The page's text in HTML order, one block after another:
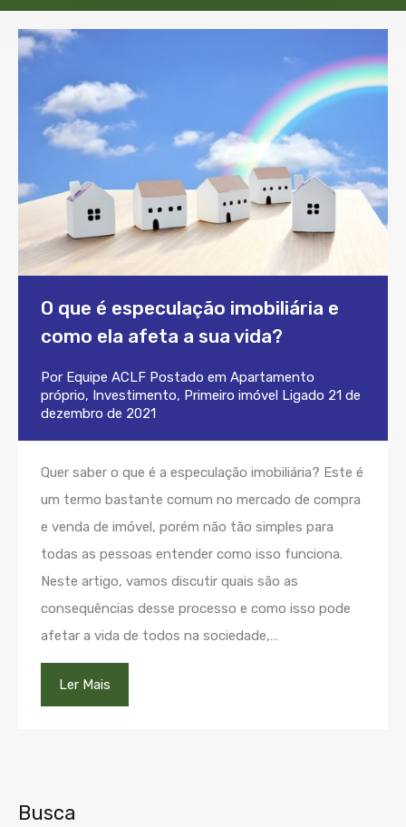
O que é especulação imobiliária e
como ela afeta a sua vida?
Por Equipe ACLF Postado em Apartamento
próprio, Investimento, Primeiro imóvel Ligado 21 de
dezembro de 2021
Quer saber o que é a especulação imobiliária? Este é
um termo bastante comum no mercado de compra
e venda de imóvel, porém não tão simples para
todas as pessoas entender como isso funciona.
Neste artigo, vamos discutir quais são as
consequências desse processo e como isso pode
afetar a vida de todos na sociedade,…
Ler Mais
Busca